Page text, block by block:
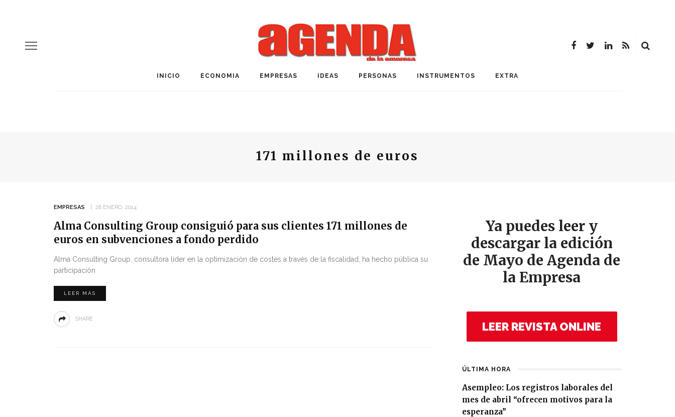
INICIO ECONOMIA EMPRESAS IDEAS PERSONAS INSTRUMENTOS EXTRA
171 millones de euros
EMPRESAS 28 ENERO, 2014
Alma Consulting Group consiguió para sus clientes 171 millones de
euros en subvenciones a fondo perdido
Alma Consulting Group, consultora líder en la optimización de costes a través de la fiscalidad, ha hecho pública su
participación
LEER MÁS
SHARE
Ya puedes leer y
descargar la edición
de Mayo de Agenda de
la Empresa
LEER REVISTA ONLINE
ÚLTIMA HORA
Asempleo: Los registros laborales del
mes de abril “ofrecen motivos para la
esperanza”